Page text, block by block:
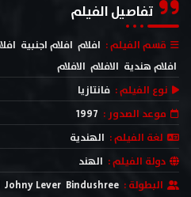
تفاصيل الفيلم
قسم الفيلم : افلام افلام اجنبية
افلام هندية الافلام الافلام
نوع الفيلم : فانتازيا
موعد الصدور : 1997
لغة الفيلم : الهندية
دولة الفيلم : الهند
البطولة : Bindushree
Johny Lever